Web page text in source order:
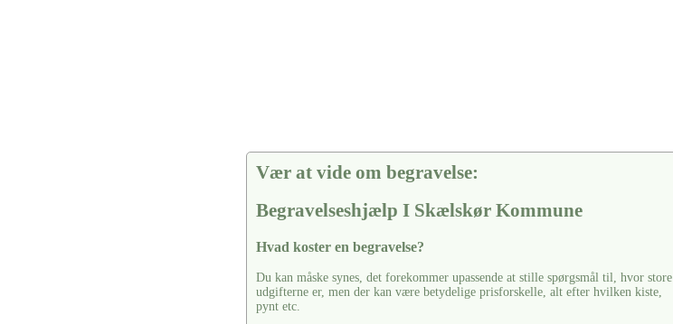
Vær at vide om begravelse:
Begravelseshjælp I Skælskør Kommune
Hvad koster en begravelse?
Du kan måske synes, det forekommer upassende at stille spørgsmål til, hvor store
udgifterne er, men der kan være betydelige prisforskelle, alt efter hvilken kiste,
pynt etc.